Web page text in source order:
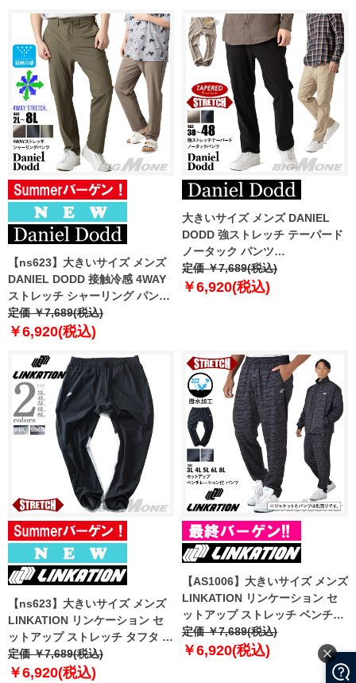
【ns623】大きいサイズ メンズ
DANIEL DODD 接触冷感 4WAY
ストレッチ シャーリング パンツ
春夏新作 azp260201201t
【fre】
定価 ￥7,689(税込)
￥6,920(税込)
大きいサイズ メンズ DANIEL
DODD 強ストレッチ テーパード
ノータック パンツ
azp250401201t 【t2502】
定価 ￥7,689(税込)
￥6,920(税込)
【ns623】大きいサイズ メンズ
LINKATION リンケーション セ
ットアップ ストレッチ タフタ ウ
インド パンツ アスレジャー スポ
ーツウェア 春夏新作 lkswp-
定価 ￥7,689(税込)
￥6,920(税込)
【AS1006】大きいサイズ メンズ
LINKATION リンケーション セ
ットアップ ストレッチ ベンチレ
ーション付 パンツ 撥水加工 アス
レジャー スポーツウェア lk-
定価 ￥7,689(税込)
￥6,920(税込)